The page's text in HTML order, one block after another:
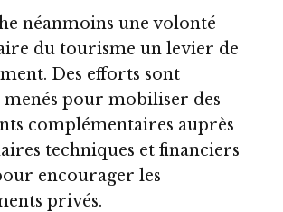
néanmoins une volonté
du tourisme un levier de
Des efforts sont
menés pour mobiliser des
complémentaires auprès
techniques et financiers
encourager les
privés.